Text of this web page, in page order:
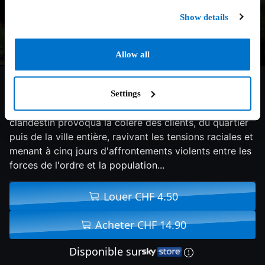
Show details
Allow all
Settings
7.2/10 2017 137 min Drame
Le 23 juillet 1967, une descente de police dans un bar
clandestin provoqua la colère des clients, du quartier
puis de la ville entière, ravivant les tensions raciales et
menant à cinq jours d'affrontements violents entre les
forces de l'ordre et la population...
Louer CHF 4.50
Acheter CHF 14.90
Disponible sur